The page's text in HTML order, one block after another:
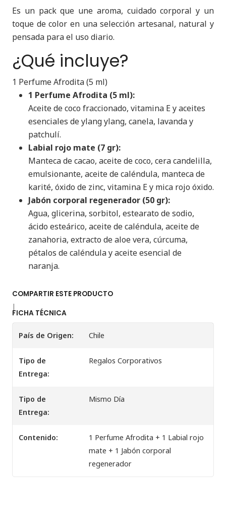
Es un pack que une aroma, cuidado corporal y un
toque de color en una selección artesanal, natural y
pensada para el uso diario.
¿Qué incluye?
1 Perfume Afrodita (5 ml)
1 Perfume Afrodita (5 ml):
Aceite de coco fraccionado, vitamina E y aceites
esenciales de ylang ylang, canela, lavanda y
patchulí.
Labial rojo mate (7 gr):
Manteca de cacao, aceite de coco, cera candelilla,
emulsionante, aceite de caléndula, manteca de
karité, óxido de zinc, vitamina E y mica rojo óxido.
Jabón corporal regenerador (50 gr):
Agua, glicerina, sorbitol, estearato de sodio,
ácido esteárico, aceite de caléndula, aceite de
zanahoria, extracto de aloe vera, cúrcuma,
pétalos de caléndula y aceite esencial de
naranja.
COMPARTIR ESTE PRODUCTO
|
FICHA TÉCNICA
País de Origen: Chile
Tipo de
Entrega:
Regalos Corporativos
Tipo de
Entrega:
Mismo Día
Contenido:
1 Perfume Afrodita + 1 Labial rojo
mate + 1 Jabón corporal
regenerador